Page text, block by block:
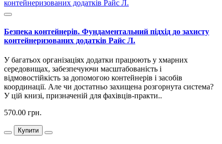
Безпека контейнерів. Фундаментальний підхід до захисту
контейнеризованих додатків Райс Л.
У багатьох організаціях додатки працюють у хмарних
середовищах, забезпечуючи масштабованість і
відмовостійкість за допомогою контейнерів і засобів
координації. Але чи достатньо захищена розгорнута система?
У цій книзі, призначеній для фахівців-практи..
570.00 грн.
Купити